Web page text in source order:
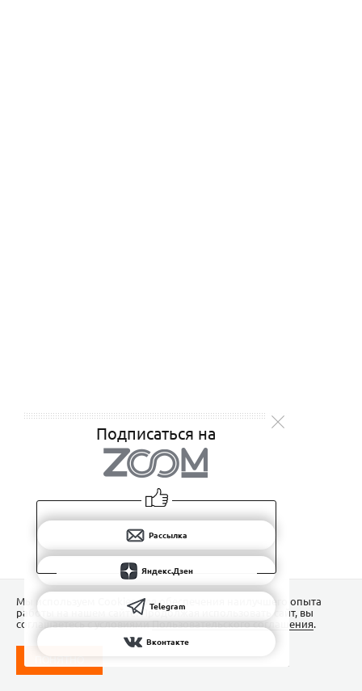
Подписаться на
Рассылка
Яндекс.Дзен
Telegram
Вконтакте
Мы используем Сookies для обеспечения наилучшего опыта
работы на нашем сайте. Продолжая использовать сайт, вы
соглашаетесь с условиямиПользовательского соглашения.
ПОНЯТНО